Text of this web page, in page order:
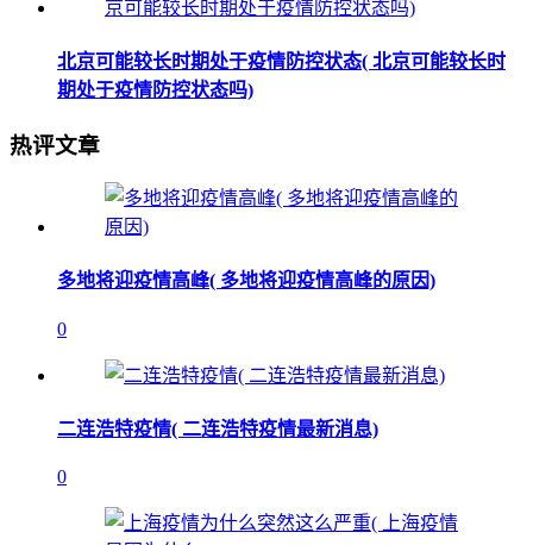
北京可能较长时期处于疫情防控状态( 北京可能较长时
期处于疫情防控状态吗)
热评文章
多地将迎疫情高峰( 多地将迎疫情高峰的原因)
0
二连浩特疫情( 二连浩特疫情最新消息)
0